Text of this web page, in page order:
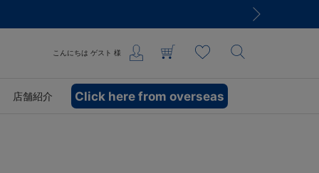
こんにちは ゲスト 様
店舗紹介 Click here from overseas